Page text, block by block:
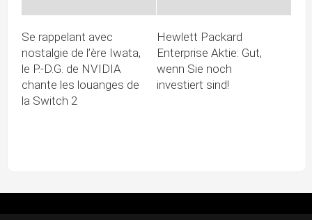
Se rappelant avec
nostalgie de l’ère Iwata,
le P.-D.G. de NVIDIA
chante les louanges de
la Switch 2
Hewlett Packard
Enterprise Aktie: Gut,
wenn Sie noch
investiert sind!